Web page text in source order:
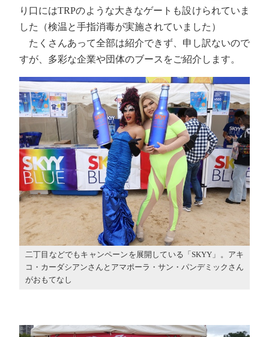
り口にはTRPのような大きなゲートも設けられていま
した（検温と手指消毒が実施されていました）
たくさんあって全部は紹介できず、申し訳ないので
すが、多彩な企業や団体のブースをご紹介します。
二丁目などでもキャンペーンを展開している「SKYY」。アキ
コ・カーダシアンさんとアマポーラ・サン・パンデミックさん
がおもてなし